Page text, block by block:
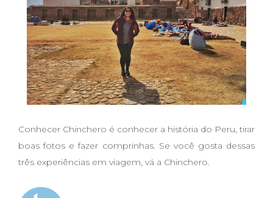
Conhecer Chinchero é conhecer a história do Peru, tirar
boas fotos e fazer comprinhas. Se você gosta dessas
três experiências em viagem, vá a Chinchero.